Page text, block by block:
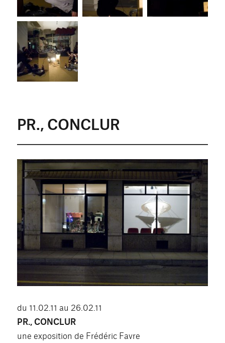
PR., CONCLUR
du 11.02.11 au 26.02.11
PR., CONCLUR
une exposition de Frédéric Favre